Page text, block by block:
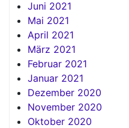
Juni 2021
Mai 2021
April 2021
März 2021
Februar 2021
Januar 2021
Dezember 2020
November 2020
Oktober 2020